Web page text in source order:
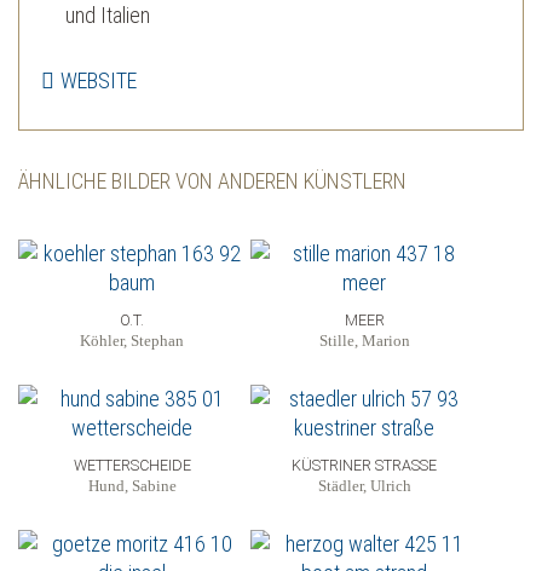
und Italien
WEBSITE
ÄHNLICHE BILDER VON ANDEREN KÜNSTLERN
O.T.
Köhler, Stephan
MEER
Stille, Marion
WETTERSCHEIDE
Hund, Sabine
KÜSTRINER STRASSE
Städler, Ulrich